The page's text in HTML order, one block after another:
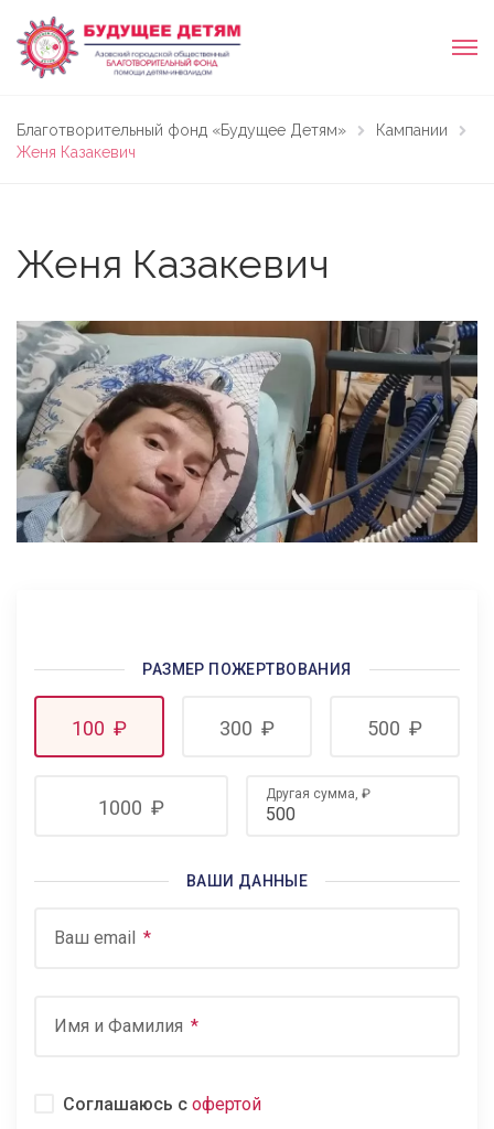
Благотворительный фонд «Будущее Детям»
Кампании
Женя Казакевич
Женя Казакевич
РАЗМЕР ПОЖЕРТВОВАНИЯ
100 ₽ 300 ₽ 500 ₽
1000 ₽
Другая сумма, ₽
ВАШИ ДАННЫЕ
Ваш email
Имя и Фамилия
Соглашаюсь с офертой